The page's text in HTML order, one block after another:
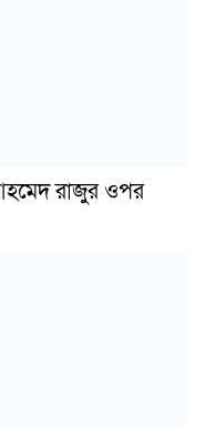
রাজুর ওপর